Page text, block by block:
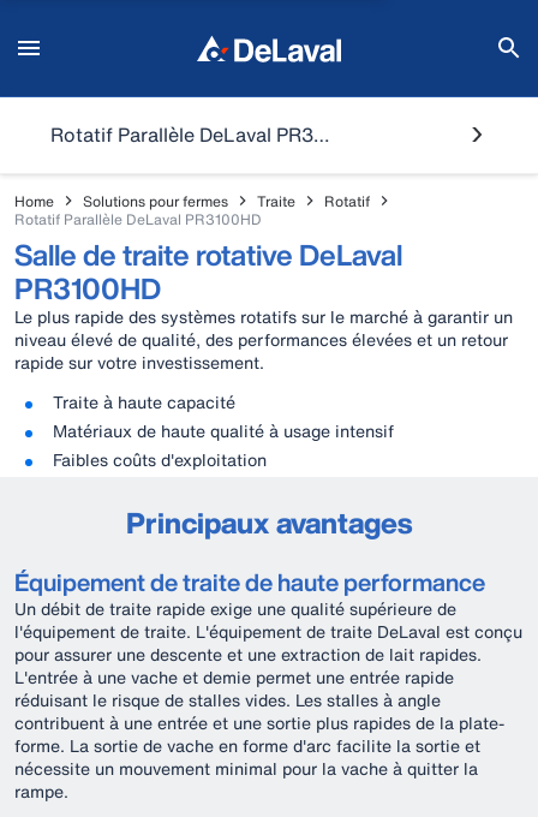
Rotatif Parallèle DeLaval PR3100HD
Home Solutions pour fermes Traite
Rotatif
Rotatif Parallèle DeLaval PR3100HD
Salle de traite rotative DeLaval
PR3100HD
Le plus rapide des systèmes rotatifs sur le marché à garantir un
niveau élevé de qualité, des performances élevées et un retour
rapide sur votre investissement.
Traite à haute capacité
Matériaux de haute qualité à usage intensif
Faibles coûts d'exploitation
Principaux avantages
Équipement de traite de haute performance
Un débit de traite rapide exige une qualité supérieure de
l'équipement de traite. L'équipement de traite DeLaval est conçu
pour assurer une descente et une extraction de lait rapides.
L'entrée à une vache et demie permet une entrée rapide
réduisant le risque de stalles vides. Les stalles à angle
contribuent à une entrée et une sortie plus rapides de la plate-
forme. La sortie de vache en forme d'arc facilite la sortie et
nécessite un mouvement minimal pour la vache à quitter la
rampe.